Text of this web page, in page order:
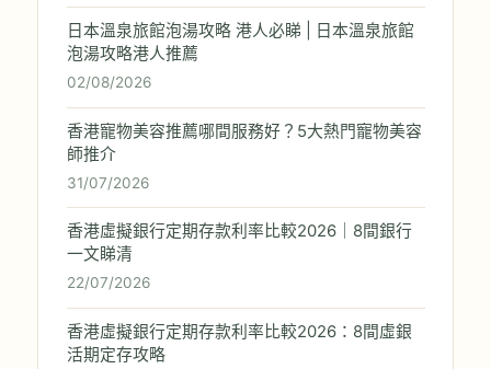
日本溫泉旅館泡湯攻略 港人必睇 | 日本溫泉旅館
泡湯攻略港人推薦
02/08/2026
香港寵物美容推薦哪間服務好？5大熱門寵物美容
師推介
31/07/2026
香港虛擬銀行定期存款利率比較2026｜8間銀行
一文睇清
22/07/2026
香港虛擬銀行定期存款利率比較2026：8間虛銀
活期定存攻略